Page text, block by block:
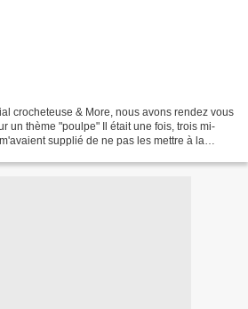
crocheteuse & More, nous avons rendez vous
un thème "poulpe" Il était une fois, trois mi-
supplié de ne pas les mettre à la